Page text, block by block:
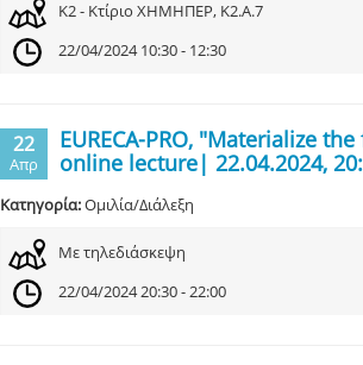
Κ2 - Κτίριο ΧΗΜΗΠΕΡ, Κ2.Α.7
22/04/2024 10:30 - 12:30
22
Απρ
EURECA-PRO, "Materialize
online lecture| 22.04.2024,
Κατηγορία:Ομιλία/Διάλεξη
Με τηλεδιάσκεψη
22/04/2024 20:30 - 22:00